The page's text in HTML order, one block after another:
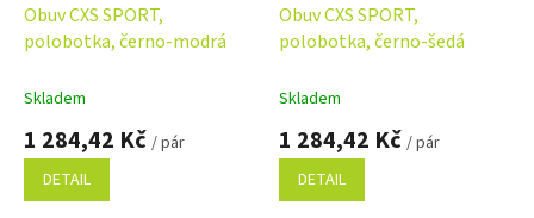
Obuv CXS SPORT,
polobotka, černo-modrá
Skladem
1 284,42 Kč / pár
DETAIL
Obuv CXS SPORT,
polobotka, černo-šedá
Skladem
1 284,42 Kč / pár
DETAIL